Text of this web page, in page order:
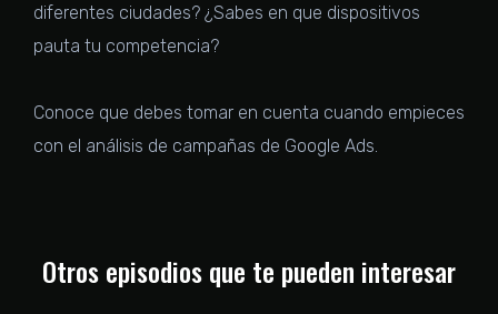
diferentes ciudades? ¿Sabes en que dispositivos
pauta tu competencia?
Conoce que debes tomar en cuenta cuando empieces
con el análisis de campañas de Google Ads.
Otros episodios que te pueden interesar